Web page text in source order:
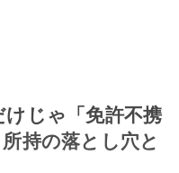
けじゃ「免許不携
持の落とし穴と